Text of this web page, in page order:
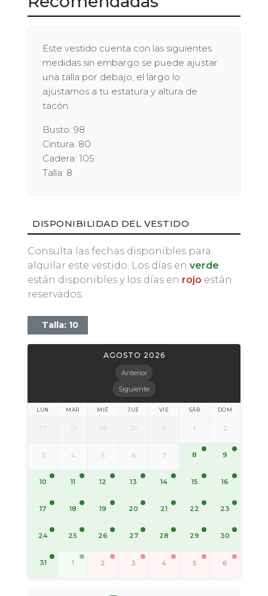
Este vestido cuenta con las siguientes
medidas sin embargo se puede ajustar
una talla por debajo, el largo lo
ajustamos a tu estatura y altura de
tacón.
Busto: 98
Cintura: 80
Cadera: 105
Talla: 8
DISPONIBILIDAD DEL VESTIDO
Consulta las fechas disponibles para
alquilar este vestido. Los días en verde
están disponibles y los días en rojo están
reservados.
Talla: 10
Anterior
AGOSTO 2026
Siguiente
LUN MAR MIÉ JUE VIE SÁB DOM
27 28 29 30 31 1 2
3 4 5 6 7 8 9
10 11 12 13 14 15 16
17 18 19 20 21 22 23
24 25 26 27 28 29 30
31 1 2 3 4 5 6